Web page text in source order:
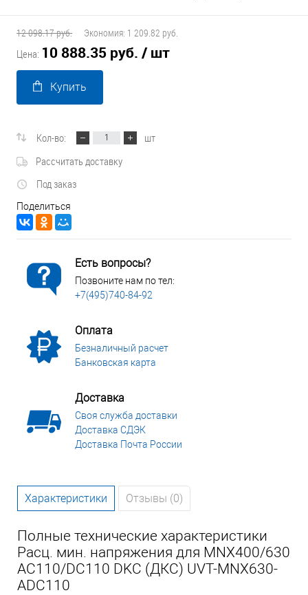
12 098.17 руб. Экономия: 1 209.82 руб.
Цена: 10 888.35 руб. / шт
Купить
Кол-во:
шт
Рассчитать доставку
Под заказ
Поделиться
Есть вопросы?
Позвоните нам по тел:
+7(495)740-84-92
Оплата
Безналичный расчет
Банковская карта
Доставка
Своя служба доставки
Доставка СДЭК
Доставка Почта России
Характеристики Отзывы (0)
Полные технические характеристики
Расц. мин. напряжения для MNX400/630
AC110/DC110 DKC (ДКС) UVT-MNX630-
ADC110